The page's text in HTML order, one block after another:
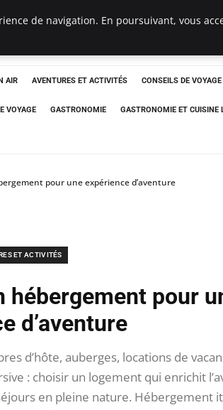
AIR AVENTURES ET ACTIVITÉS CONSEILS DE VOYAGE
VOYAGE GASTRONOMIE GASTRONOMIE ET CUISINE
pour une expérience d’aventure
ET ACTIVITÉS
hébergement pour
d’aventure
d’hôte, auberges, locations de
: choisir un logement qui enrichit
en pleine nature. Hébergement
de navigation. En poursuivant, vous